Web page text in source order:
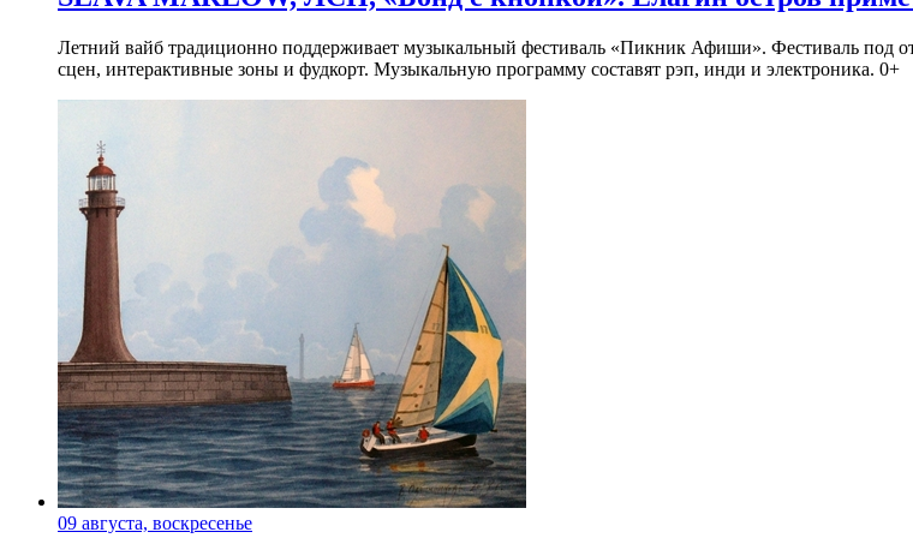
Летний вайб традиционно поддерживает музыкальный фестиваль «Пикник Афиши». Фестиваль под
сцен, интерактивные зоны и фудкорт. Музыкальную программу составят рэп, инди и электроника. 0+
09 августа, воскресенье